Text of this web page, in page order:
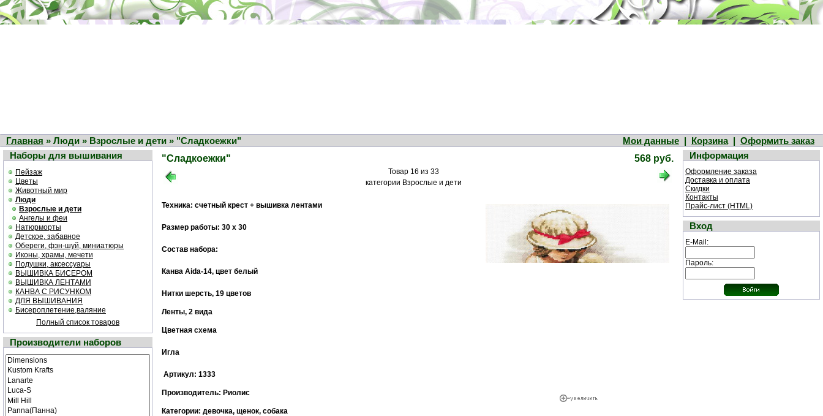
Главная » Люди » Взрослые и дети » "Сладкоежки" Мои данные | Корзина| Оформить заказ
Наборы для вышивания
Пейзаж
Цветы
Животный мир
Люди
Взрослые и дети
Ангелы и феи
Натюрморты
Детское, забавное
Обереги, фэн-шуй, миниатюры
Иконы, храмы, мечети
Подушки, аксессуары
ВЫШИВКА БИСЕРОМ
ВЫШИВКА ЛЕНТАМИ
КАНВА С РИСУНКОМ
ДЛЯ ВЫШИВАНИЯ
Бисероплетение,валяние
Полный список товаров
Производители наборов
"Сладкоежки" 568 руб.
Товар 16 из 33
категории Взрослые и дети
Техника: счетный крест + вышивка лентами
Размер работы: 30 х 30
Состав набора:
Канва Aida-14, цвет белый
Нитки шерсть, 19 цветов
Ленты, 2 вида
Цветная cхема
Игла
Артикул: 1333
Производитель: Риолис
Категории: девочка, щенок, собака
Информация
Оформление заказа
Доставка и оплата
Скидки
Контакты
Прайс-лист (HTML)
Вход
E-Mail:
Пароль: